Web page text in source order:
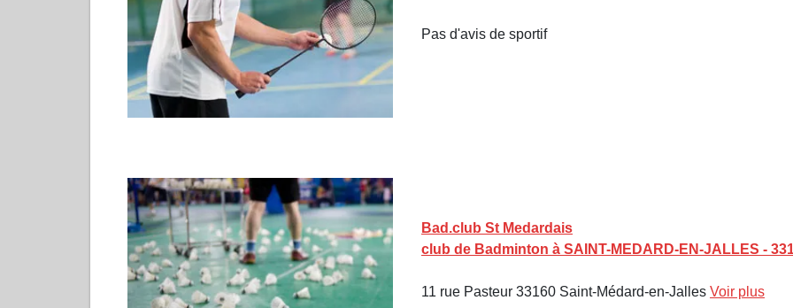
Pas d'avis de sportif
Bad.club St Medardais
club de Badminton à SAINT-MEDARD-EN-JALLES -
11 rue Pasteur 33160 Saint-Médard-en-Jalles Voir plus